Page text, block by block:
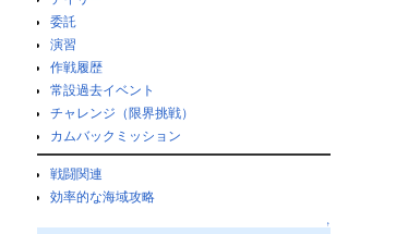
委託
演習
作戦履歴
常設過去イベント
チャレンジ（限界挑戦）
カムバックミッション
戦闘関連
効率的な海域攻略
↑